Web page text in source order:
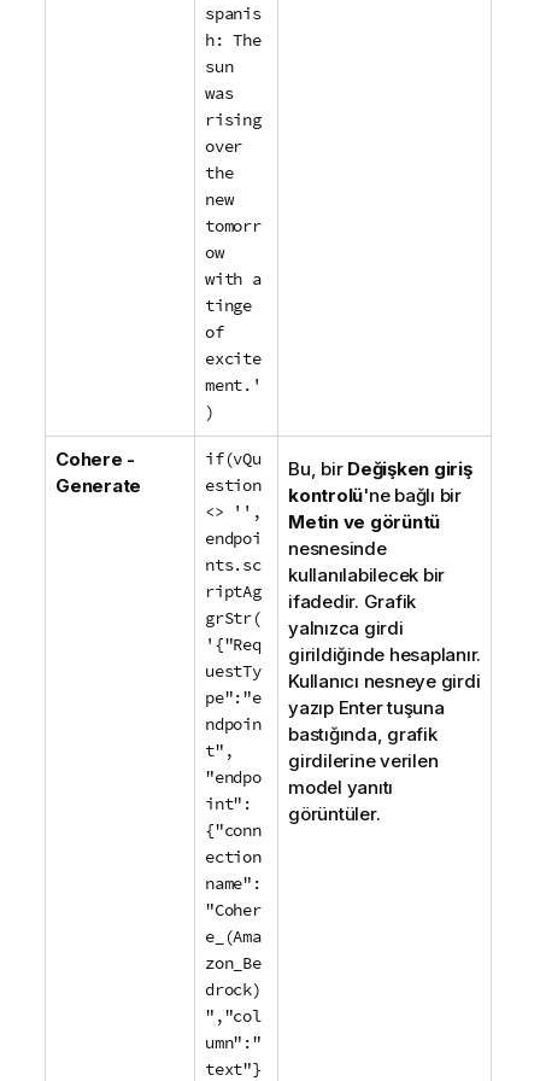
spanis
h: The
sun
was
rising
over
the
new
tomorr
ow
with a
tinge
of
excite
ment.'
)
Cohere -
Generate
if(vQu
estion
<> '',
endpoi
nts.sc
riptAg
grStr(
'{"Req
uestTy
pe":"e
ndpoin
t",
"endpo
int":
{"conn
ection
name":
"Coher
e_(Ama
zon_Be
drock)
","col
umn":"
text"}
Bu, bir Değişken giriş
kontrolü'ne bağlı bir
Metin ve görüntü
nesnesinde
kullanılabilecek bir
ifadedir. Grafik
yalnızca girdi
girildiğinde hesaplanır.
Kullanıcı nesneye girdi
yazıp Enter tuşuna
bastığında, grafik
girdilerine verilen
model yanıtı
görüntüler.